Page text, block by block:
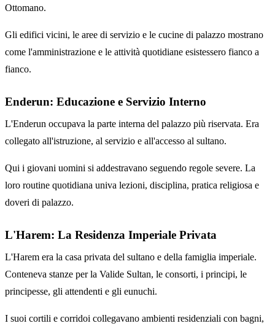
Ottomano.
Gli edifici vicini, le aree di servizio e le cucine di palazzo mostrano
come l'amministrazione e le attività quotidiane esistessero fianco a
fianco.
Enderun: Educazione e Servizio Interno
L'Enderun occupava la parte interna del palazzo più riservata. Era
collegato all'istruzione, al servizio e all'accesso al sultano.
Qui i giovani uomini si addestravano seguendo regole severe. La
loro routine quotidiana univa lezioni, disciplina, pratica religiosa e
doveri di palazzo.
L'Harem: La Residenza Imperiale Privata
L'Harem era la casa privata del sultano e della famiglia imperiale.
Conteneva stanze per la Valide Sultan, le consorti, i principi, le
principesse, gli attendenti e gli eunuchi.
I suoi cortili e corridoi collegavano ambienti residenziali con bagni,